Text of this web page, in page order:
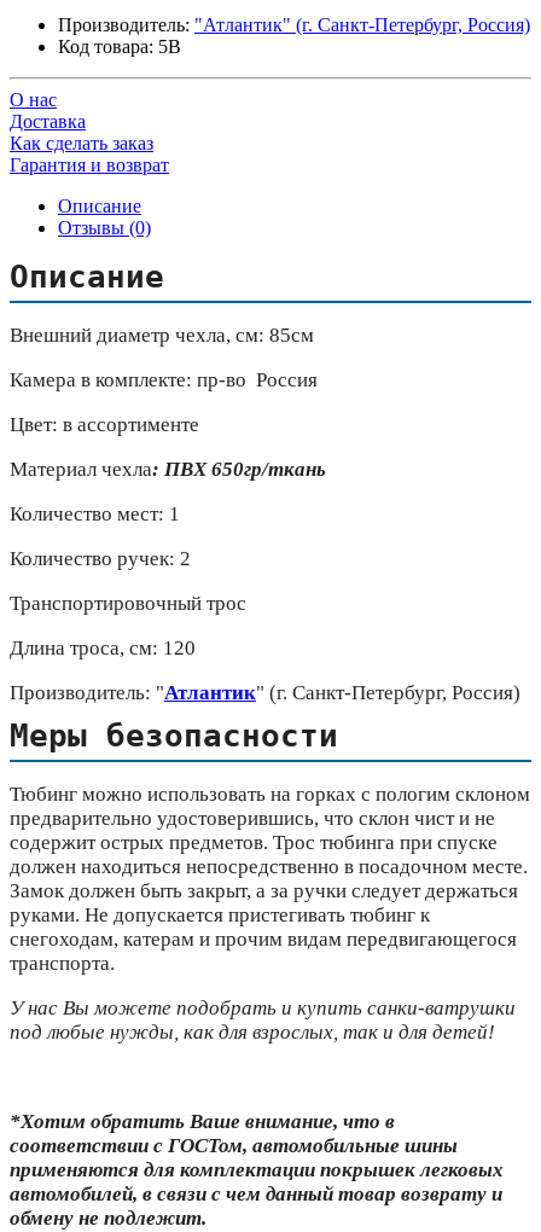
Производитель: "Атлантик" (г. Санкт-Петербург, Россия)
Код товара: 5B
О нас
Доставка
Как сделать заказ
Гарантия и возврат
Описание
Отзывы (0)
Описание
Внешний диаметр чехла, см: 85см
Камера в комплекте: пр-во Россия
Цвет: в ассортименте
Материал чехла: ПВХ 650гр/ткань
Количество мест: 1
Количество ручек: 2
Транспортировочный трос
Длина троса, см: 120
Производитель: "Атлантик" (г. Санкт-Петербург, Россия)
Меры безопасности
Тюбинг можно использовать на горках с пологим склоном
предварительно удостоверившись, что склон чист и не
содержит острых предметов. Трос тюбинга при спуске
должен находиться непосредственно в посадочном месте.
Замок должен быть закрыт, а за ручки следует держаться
руками. Не допускается пристегивать тюбинг к
снегоходам, катерам и прочим видам передвигающегося
транспорта.
У нас Вы можете подобрать и купить санки-ватрушки
под любые нужды, как для взрослых, так и для детей!
*Хотим обратить Ваше внимание, что в
соответствии с ГОСТом, автомобильные шины
применяются для комплектации покрышек легковых
автомобилей, в связи с чем данный товар возврату и
обмену не подлежит.